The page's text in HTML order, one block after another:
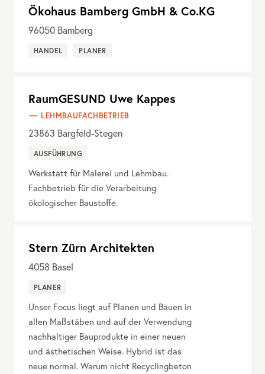
Ökohaus Bamberg GmbH & Co.KG
96050 Bamberg
HANDEL PLANER
RaumGESUND Uwe Kappes
LEHMBAUFACHBETRIEB
23863 Bargfeld-Stegen
AUSFÜHRUNG
Werkstatt für Malerei und Lehmbau.
Fachbetrieb für die Verarbeitung
ökologischer Baustoffe.
Stern Zürn Architekten
4058 Basel
PLANER
Unser Focus liegt auf Planen und Bauen in
allen Maßstäben und auf der Verwendung
nachhaltiger Bauprodukte in einer neuen
und ästhetischen Weise. Hybrid ist das
neue normal. Warum nicht Recyclingbeton